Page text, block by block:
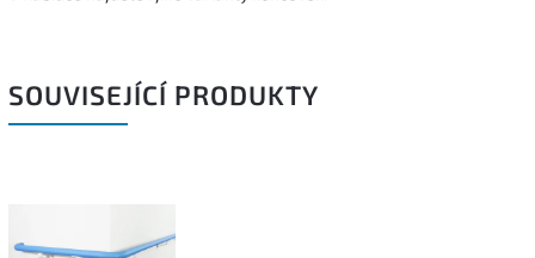
SOUVISEJÍCÍ PRODUKTY